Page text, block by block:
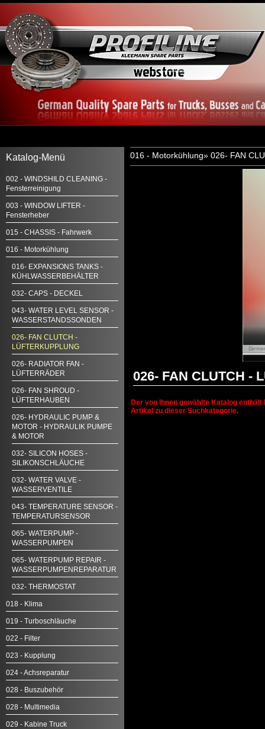
Katalog-Menü
002 - WINDSHILD CLEANING -
Fensterreinigung
003 - WINDOW LIFTER -
Fensterheber
015 - CHASSIS - Fahrwerk
016 - Motorkühlung
016- EXPANSIONS TANKS -
KÜHLWASSERBEHÄLTER
032- CAPS - DECKEL
043- WATER LEVEL SENSOR -
WASSERSTANDSSONDEN
026- FAN CLUTCH -
LÜFTERKUPPLUNG
026- RADIATOR FAN -
LÜFTERRÄDER
026- FAN SHROUD -
LÜFTERHAUBEN
026- HYDRAULIC PUMP &
MOTOR - HYDRAULIK PUMPE
& MOTOR
032- SILICON HOSES -
SILIKONSCHLÄUCHE
032- WATER VALVE -
WASSERVENTILE
043- TEMPERATURE SENSOR -
TEMPERATURSENSOR
065- WATERPUMP -
WASSERPUMPEN
065- WATERPUMP REPAIR -
WASSERPUMPENREPARATUR
032- THERMOSTAT
018 - Klima
019 - Turboschläuche
022 - Filter
023 - Kupplung
024 - Achsreparatur
028 - Buszubehör
028 - Multimedia
029 - Kabine Truck
016 - Motorkühlung» 026- FAN
026- FAN CLUTCH -
Der von Ihnen gewählte Katalog
Artikel zu dieser Suchkategorie.